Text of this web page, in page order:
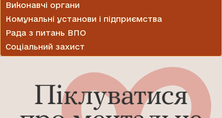
Виконавчі органи
Комунальні установи і підприємства
Рада з питань ВПО
Соціальний захист